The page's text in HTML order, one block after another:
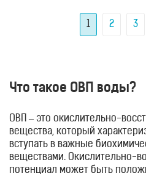
1 2 3
Что такое ОВП воды?
ОВП – это окислительно-
вещества, который
вступать в важные
веществами. Окислительно-
потенциал может быть